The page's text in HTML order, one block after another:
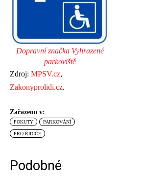
Dopravní značka Vyhrazené
parkoviště
Zdroj: MPSV.cz,
Zakonyprolidi.cz.
Zařazeno v:
POKUTY PARKOVÁNÍ
PRO ŘIDIČE
Podobné